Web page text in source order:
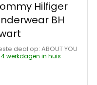
Hilfiger
BH
deal op:
ABOUT YOU
werkdagen in huis